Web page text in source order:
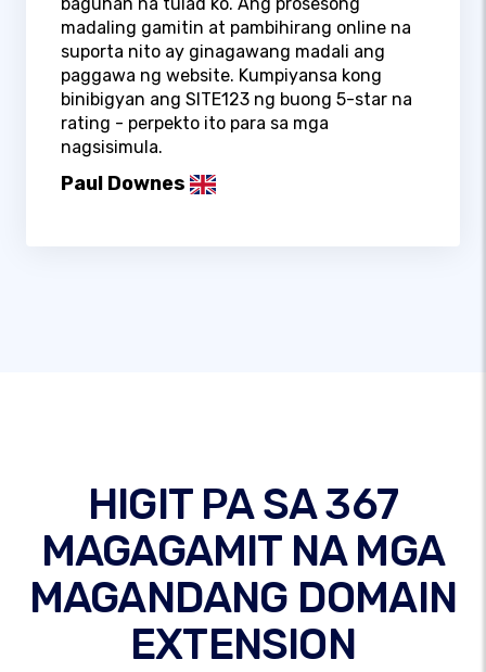
madaling gamitin at pambihirang online na
suporta nito ay ginagawang madali ang
paggawa ng website. Kumpiyansa kong
binibigyan ang SITE123 ng buong 5-star na
rating - perpekto ito para sa mga
nagsisimula.
Paul Downes
HIGIT PA SA 367
MAGAGAMIT NA MGA
MAGANDANG DOMAIN
EXTENSION